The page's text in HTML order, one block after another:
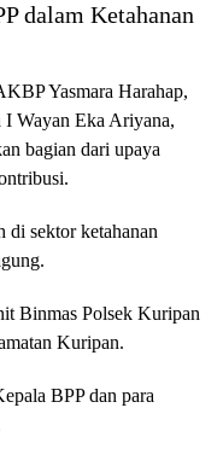
dalam Ketahanan
Yasmara Harahap,
Wayan Eka Ariyana,
bagian dari upaya
di sektor ketahanan
Binmas Polsek Kuripan
Kuripan.
BPP dan para